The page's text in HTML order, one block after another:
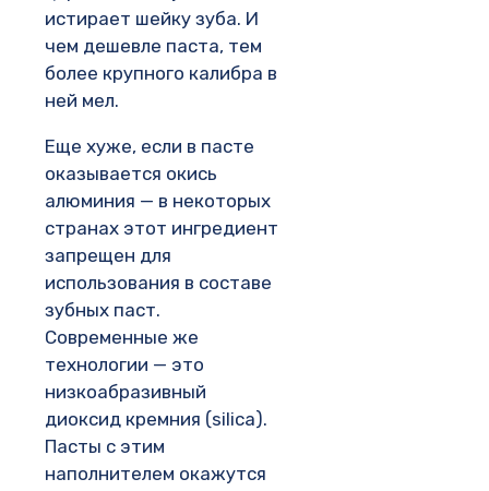
истирает шейку зуба. И
чем дешевле паста, тем
более крупного калибра в
ней мел.
Еще хуже, если в пасте
оказывается окись
алюминия — в некоторых
странах этот ингредиент
запрещен для
использования в составе
зубных паст.
Современные же
технологии — это
низкоабразивный
диоксид кремния (silica).
Пасты с этим
наполнителем окажутся